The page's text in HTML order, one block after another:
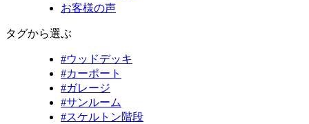
お客様の声
タグから選ぶ
#ウッドデッキ
#カーポート
#ガレージ
#サンルーム
#スケルトン階段